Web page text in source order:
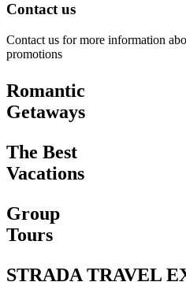
Contact us
Contact us for more information
promotions
Romantic
Getaways
The Best
Vacations
Group
Tours
STRADA TRAVEL